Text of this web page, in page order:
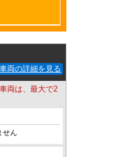
両の詳細を見る
両は、最大で2
せん